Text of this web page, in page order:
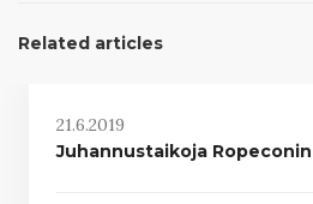
Related articles
21.6.2019
Juhannustaikoja